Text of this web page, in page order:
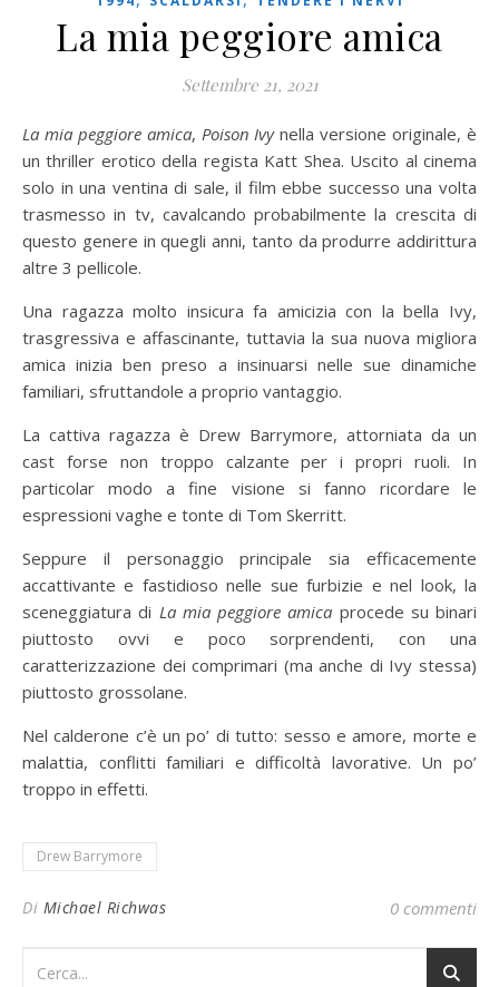
La mia peggiore amica
Settembre 21, 2021
La mia peggiore amica, Poison Ivynella versione originale, è
un thriller erotico della regista Katt Shea. Uscito al cinema
solo in una ventina di sale, il film ebbe successo una volta
trasmesso in tv, cavalcando probabilmente la crescita di
questo genere in quegli anni, tanto da produrre addirittura
altre 3 pellicole.
Una ragazza molto insicura fa amicizia con la bella Ivy,
trasgressiva e affascinante, tuttavia la sua nuova migliora
amica inizia ben preso a insinuarsi nelle sue dinamiche
familiari, sfruttandole a proprio vantaggio.
La cattiva ragazza è Drew Barrymore, attorniata da un
cast forse non troppo calzante per i propri ruoli. In
particolar modo a fine visione si fanno ricordare le
espressioni vaghe e tonte di Tom Skerritt.
Seppure il personaggio principale sia efficacemente
accattivante e fastidioso nelle sue furbizie e nel look, la
sceneggiatura di La mia peggiore amica procede su binari
piuttosto ovvi e poco sorprendenti, con una
caratterizzazione dei comprimari (ma anche di Ivy stessa)
piuttosto grossolane.
Nel calderone c’è un po’ di tutto: sesso e amore, morte e
malattia, conflitti familiari e difficoltà lavorative. Un po’
troppo in effetti.
Drew Barrymore
Di Michael Richwas 0 commenti